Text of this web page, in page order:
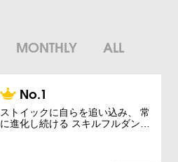
MONTHLY ALL
ストイックに自らを追い込み、 常
に進化し続ける スキルフルダン…